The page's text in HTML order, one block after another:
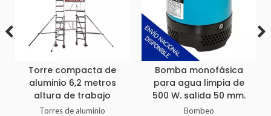
Torre compacta de
aluminio 6,2 metros
altura de trabajo
Torres de aluminio
Bomba monofásica
para agua limpia de
500 W. salida 50 mm.
Bombeo